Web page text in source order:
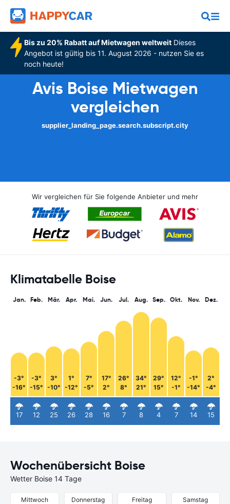
Bis zu 20% Rabatt auf Mietwagen weltweitDieses
Angebot ist gültig bis 11. August 2026 - nutzen Sie es
noch heute!
Avis Boise Mietwagen
vergleichen
supplier_landing_page.search.subscript.city
Wir vergleichen für Sie folgende Anbieter und mehr
Klimatabelle Boise
Jan.
-3°
-16°
17
Feb.
-3°
-15°
12
Mär.
3°
-10°
25
Apr.
1°
-12°
26
Mai.
7°
-5°
28
Jun.
17°
2°
16
Jul.
26°
8°
7
Aug.
34°
21°
8
Sep.
29°
15°
4
Okt.
12°
-1°
7
Nov.
-1°
-14°
14
Dez.
2°
-4°
15
Wochenübersicht Boise
Wetter Boise 14 Tage
Mittwoch
Donnerstag
Freitag
Samstag